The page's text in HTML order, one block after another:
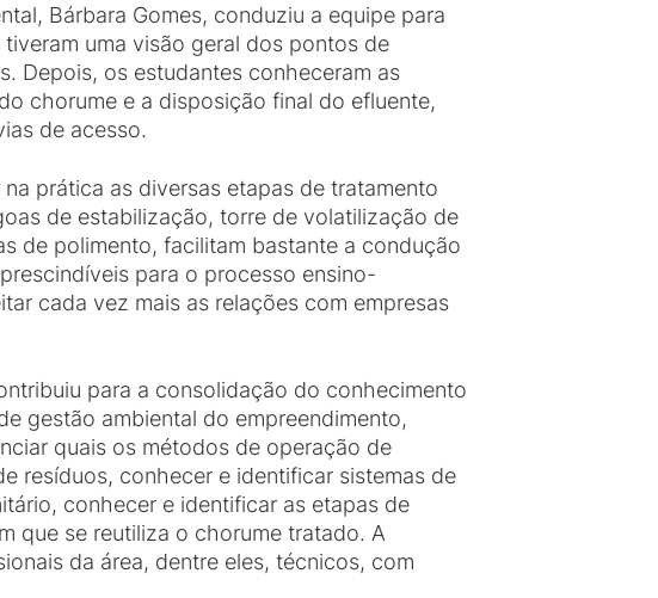
Bárbara Gomes, conduziu a equipe para
uma visão geral dos pontos de
Depois, os estudantes conheceram as
chorume e a disposição final do efluente,
de acesso.
prática as diversas etapas de tratamento
de estabilização, torre de volatilização de
de polimento, facilitam bastante a condução
para o processo ensino-
cada vez mais as relações com empresas
para a consolidação do conhecimento
gestão ambiental do empreendimento,
quais os métodos de operação de
resíduos, conhecer e identificar sistemas de
conhecer e identificar as etapas de
que se reutiliza o chorume tratado. A
da área, dentre eles, técnicos, com